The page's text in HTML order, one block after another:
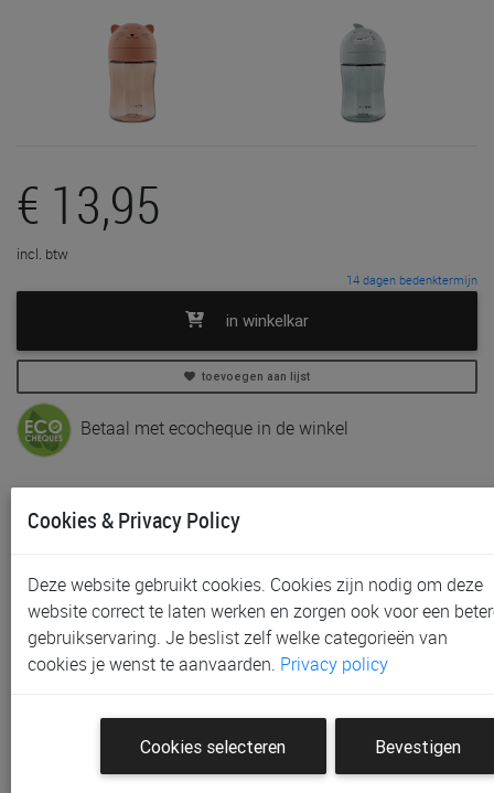
€ 13,95
incl. btw
14 dagen bedenktermijn
in winkelkar
toevoegen aan lijst
Betaal met ecocheque in de winkel
Gratis (en direct) af te halen in onze
Gratis verzending vanaf € 80 *
Andere artikelen uit deze collectie:
Cookies & Privacy Policy
Deze website gebruikt cookies. Cookies zijn nodig om deze
website correct te laten werken en zorgen ook voor een
gebruikservaring. Je beslist zelf welke categorieën van
cookies je wenst te aanvaarden. Privacy policy
Cookies selecteren Bevestigen